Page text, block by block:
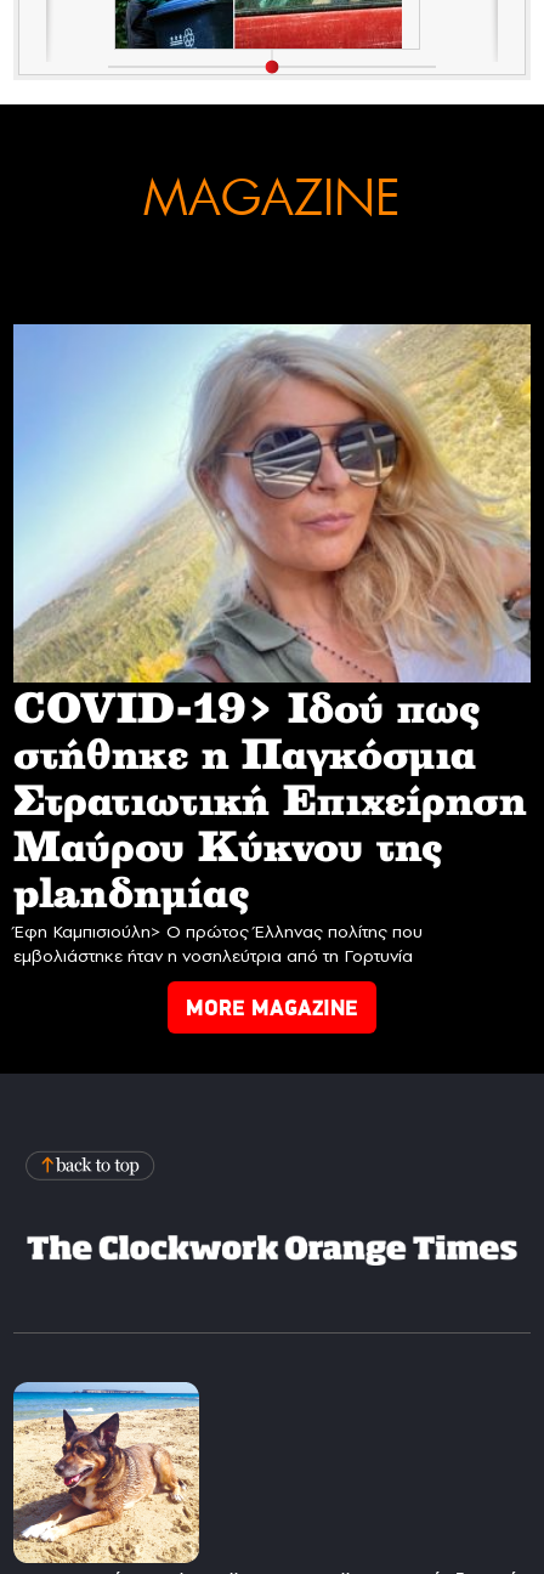
MAGAZINE
COVID-19> Iδού πως
στήθηκε η Παγκόσμια
Στρατιωτική Επιχείρηση
Mαύρου Κύκνου της
planδημίας
Έφη Καμπισιούλη> Ο πρώτος Έλληνας πολίτης που
εμβολιάστηκε ήταν η νοσηλεύτρια από τη Γορτυνία
MORE MAGAZINE